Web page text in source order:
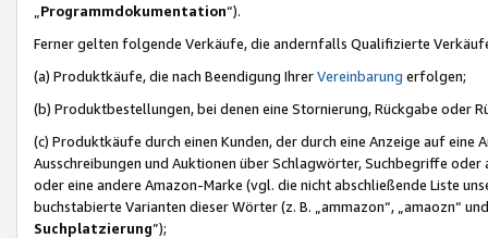
Programmdokumentation“).
Ferner gelten folgende Verkäufe, die andernfalls Qualifizierte
(a) Produktkäufe, die nach Beendigung IhrerVereinbarung erfolgen;
(b) Produktbestellungen, bei denen eine Stornierung, Rückgabe oder
(c) Produktkäufe durch einen Kunden, der durch eine Anzeige auf
Ausschreibungen und Auktionen über Schlagwörter, Suchbegriffe
oder eine andere Amazon-Marke (vgl. die nicht abschließende Liste
buchstabierte Varianten dieser Wörter (z. B. „ammazon“, „amaozn“
Suchplatzierung”);